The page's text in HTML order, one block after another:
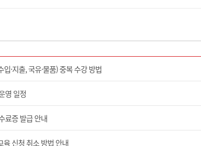
·지출, 국유·물품) 중복 수강 방법
영 일정
료증 발급 안내
신청 취소 방법 안내